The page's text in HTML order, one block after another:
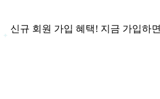
신규 회원 가입 혜택! 지금 가입하면